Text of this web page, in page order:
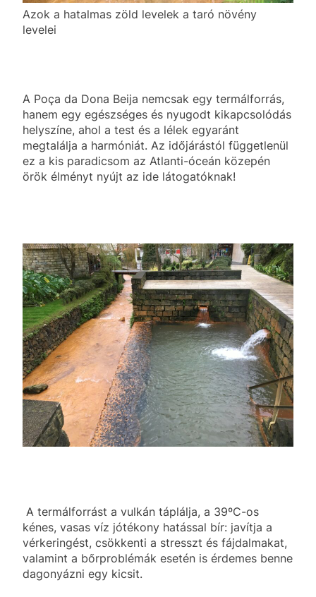
Azok a hatalmas zöld levelek a taró növény
levelei
A Poça da Dona Beija nemcsak egy termálforrás,
hanem egy egészséges és nyugodt kikapcsolódás
helyszíne, ahol a test és a lélek egyaránt
megtalálja a harmóniát. Az időjárástól függetlenül
ez a kis paradicsom az Atlanti-óceán közepén
örök élményt nyújt az ide látogatóknak!
A termálforrást a vulkán táplálja, a 39ºC-os
kénes, vasas víz jótékony hatással bír: javítja a
vérkeringést, csökkenti a stresszt és fájdalmakat,
valamint a bőrproblémák esetén is érdemes benne
dagonyázni egy kicsit.